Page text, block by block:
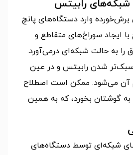
شبکه‌های رابیتس
برش‌خورده وارد دستگاه‌های پانچ
ایجاد سوراخ‌های متقاطع و
به حالت شبکه‌ای درمی‌آورد.
شدن رابیتس و در عین
آن می‌شود. ممکن است اصطلاح
به گوشتان بخورد، که به همین
شبکه‌ای توسط دستگاه‌های